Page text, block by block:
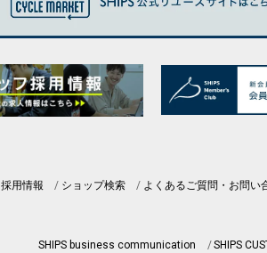
採用情報 ショップ検索 よくあるご質問・お問い
SHIPS business communication SHIPS